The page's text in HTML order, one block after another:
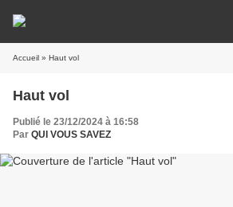
Accueil » Haut vol
Haut vol
Publié le 23/12/2024 à 16:58
Par QUI VOUS SAVEZ